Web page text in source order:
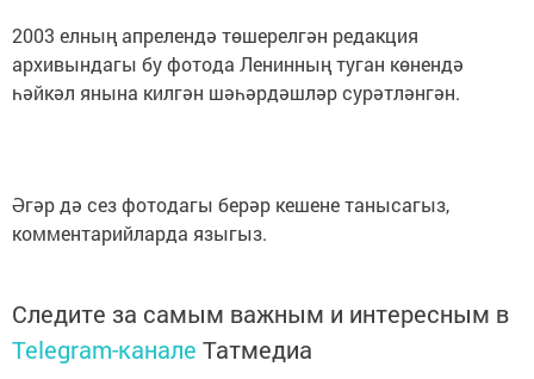
2003 елның апрелендә төшерелгән редакция
архивындагы бу фотода Ленинның туган көнендә
һәйкәл янына килгән шәһәрдәшләр сурәтләнгән.
Әгәр дә сез фотодагы берәр кешене танысагыз,
комментарийларда языгыз.
Следите за самым важным и интересным в
Telegram-канале Татмедиа